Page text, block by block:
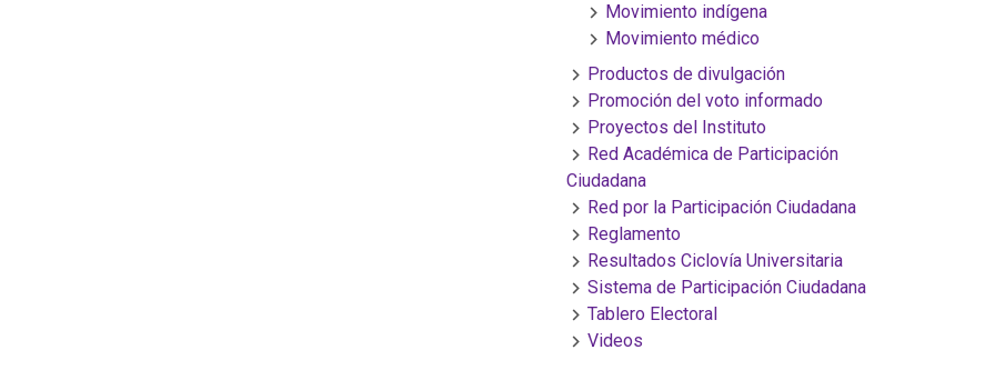
Movimiento indígena
Movimiento médico
Productos de divulgación
Promoción del voto informado
Proyectos del Instituto
Red Académica de Participación
Ciudadana
Red por la Participación Ciudadana
Reglamento
Resultados Ciclovía Universitaria
Sistema de Participación Ciudadana
Tablero Electoral
Videos